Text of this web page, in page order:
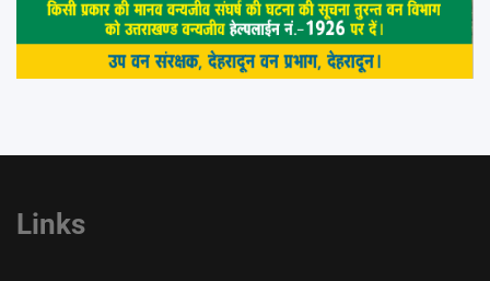
Links